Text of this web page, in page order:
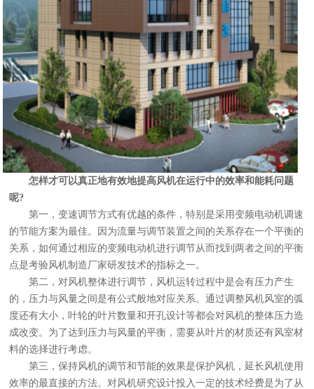
怎样才可以真正地有效地提高风机在运行中的效率和能耗问题
呢?
第一，变速调节方式有优越的条件，特别是采用变频电动机调速
的节能方案为最佳。因为流量与调节装置之间的关系存在一个平衡的
关系，如何通过相应的变频电动机进行调节从而找到两者之间的平衡
点是考验风机制造厂家研发技术的指标之一。
第二，对风机整体进行调节，风机运转过程中是会有压力产生
的，压力与风量之间是有公式般地对应关系。通过调整风机风室的弧
度还有大小，叶轮的叶片数量和开孔设计等都会对风机的整体压力造
成改变。为了达到压力与风量的平衡，需要从叶片的材质还有风室材
料的选择进行考虑。
第三，保持风机的调节和节能的效果是保护风机，延长风机使用
效率的最直接的方法。对风机研究设计投入一定的技术经费是为了从